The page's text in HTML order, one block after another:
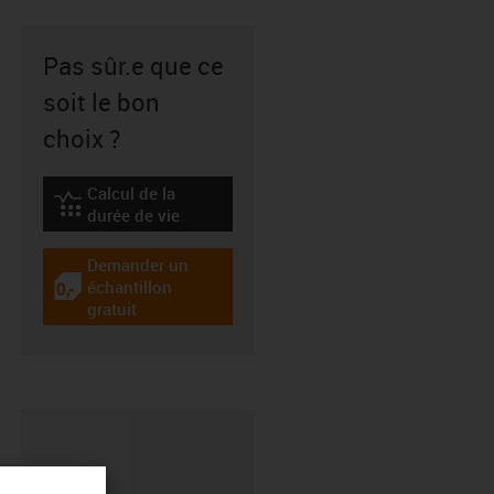
Pas sûr.e que ce
soit le bon
choix ?
igus-icon-lebensdauerrechner
Calcul de la
durée de vie
igus-icon-gratismuster
Demander un
échantillon
gratuit